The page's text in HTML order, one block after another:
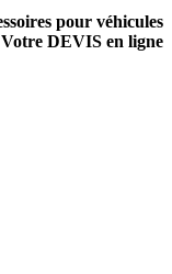
pour véhicules
Votre DEVIS en ligne